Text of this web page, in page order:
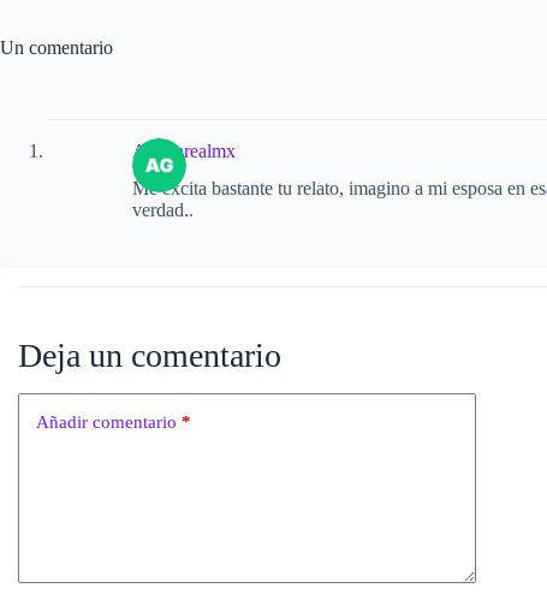
Un comentario
Aguilarealmx
Me excita bastante tu relato, imagino a mi esposa en
verdad..
Deja un comentario
Añadir comentario *